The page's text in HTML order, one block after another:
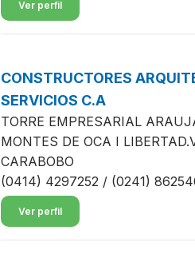
Ver perfil
CONSTRUCTORES
SERVICIOS C.A
TORRE EMPRESARIAL
MONTES DE OCA I
CARABOBO
(0414) 4297252 / (0241)
Ver perfil